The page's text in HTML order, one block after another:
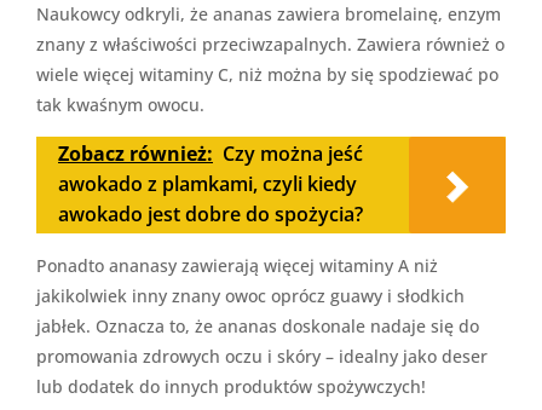
Naukowcy odkryli, że ananas zawiera bromelainę, enzym
znany z właściwości przeciwzapalnych. Zawiera również o
wiele więcej witaminy C, niż można by się spodziewać po
tak kwaśnym owocu.
Zobacz również: Czy można jeść
awokado z plamkami, czyli kiedy
awokado jest dobre do spożycia?
Ponadto ananasy zawierają więcej witaminy A niż
jakikolwiek inny znany owoc oprócz guawy i słodkich
jabłek. Oznacza to, że ananas doskonale nadaje się do
promowania zdrowych oczu i skóry – idealny jako deser
lub dodatek do innych produktów spożywczych!